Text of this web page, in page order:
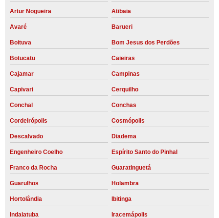
Artur Nogueira Atibaia
Avaré Barueri
Boituva Bom Jesus dos Perdões
Botucatu Caieiras
Cajamar Campinas
Capivari Cerquilho
Conchal Conchas
Cordeirópolis Cosmópolis
Descalvado Diadema
Engenheiro Coelho Espírito Santo do Pinhal
Franco da Rocha Guaratinguetá
Guarulhos Holambra
Hortolândia Ibitinga
Indaiatuba Iracemápolis